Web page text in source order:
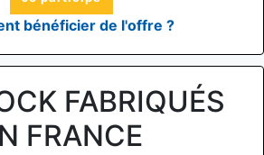
bénéficier de l'offre ?
FABRIQUÉS
FRANCE